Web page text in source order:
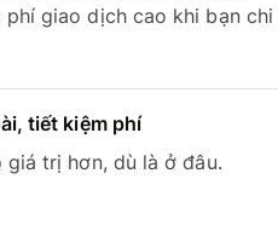
giao dịch cao khi bạn chi
tiết kiệm phí
trị hơn, dù là ở đâu.